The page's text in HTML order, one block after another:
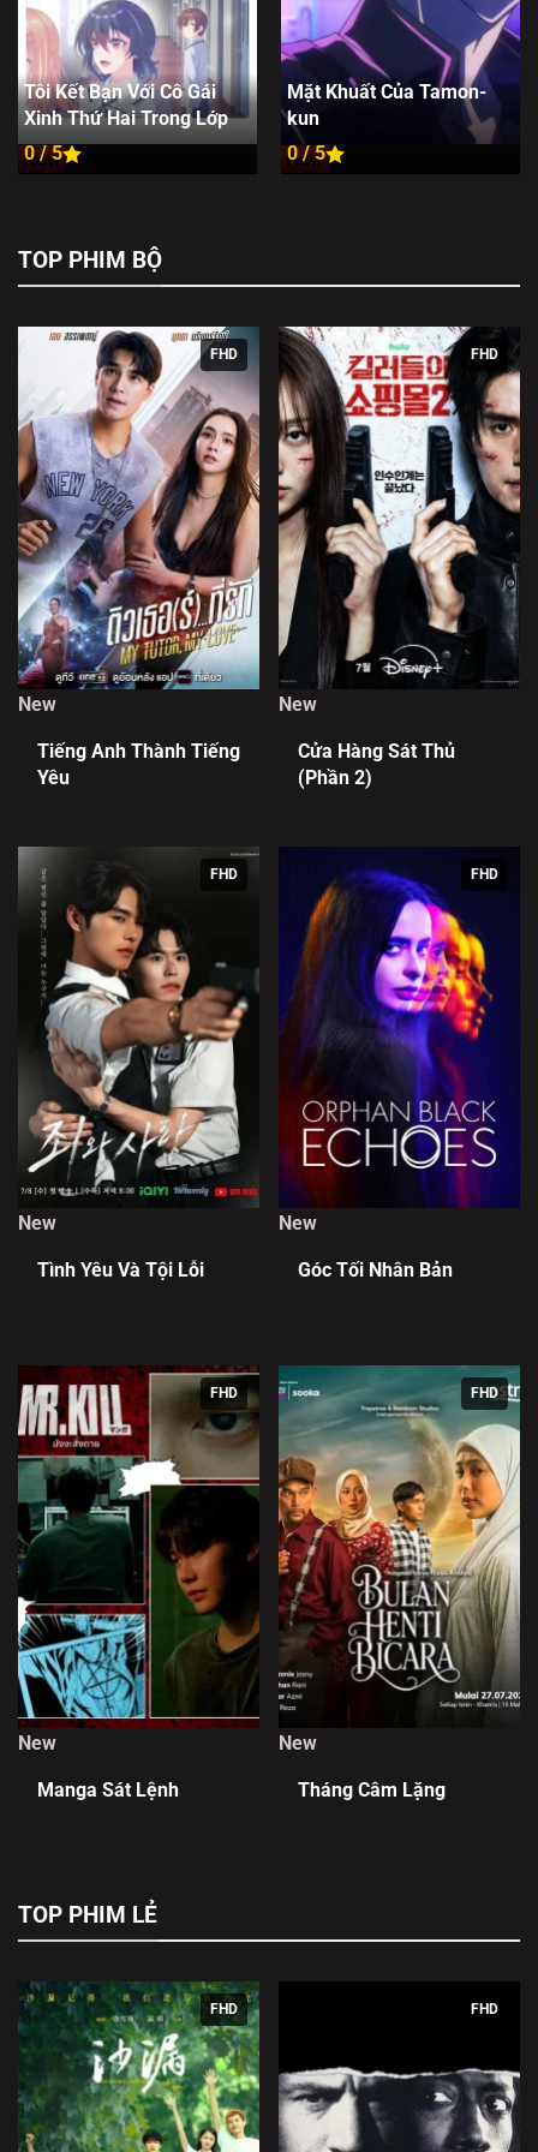
New
Tôi Kết Bạn Với Cô Gái
Xinh Thứ Hai Trong Lớp
0 / 5
New
Mặt Khuất Của Tamon-
kun
0 / 5
TOP PHIM BỘ
FHD
New
Tiếng Anh Thành Tiếng
Yêu
FHD
New
Cửa Hàng Sát Thủ
(Phần 2)
FHD
New
Tình Yêu Và Tội Lỗi
FHD
New
Góc Tối Nhân Bản
FHD
New
Manga Sát Lệnh
FHD
New
Tháng Câm Lặng
TOP PHIM LẺ
FHD FHD